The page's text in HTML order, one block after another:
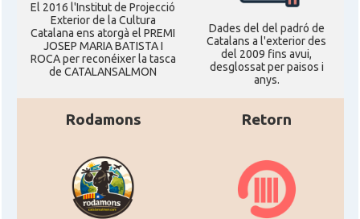
El 2016 l'Institut de Projecció
Exterior de la Cultura
Catalana ens atorgà el PREMI
JOSEP MARIA BATISTA I
ROCA per reconéixer la tasca
de CATALANSALMON
Dades del del padró de
Catalans a l'exterior des
del 2009 fins avui,
desglossat per paisos i
anys.
Rodamons Retorn